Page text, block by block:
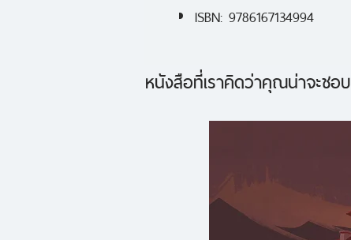
ISBN: 9786167134994
หนังสือที่เราคิดว่าคุณน่าจะชอบ